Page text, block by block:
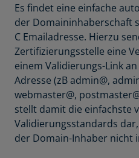
Es findet eine einfache
der Domaininhaberschaft
C Emailadresse. Hierzu
Zertifizierungsstelle eine
einem Validierungs-Link
Adresse (zB admin@,
webmaster@,
stellt damit die einfachste
Validierungsstandards
der Domain-Inhaber nicht